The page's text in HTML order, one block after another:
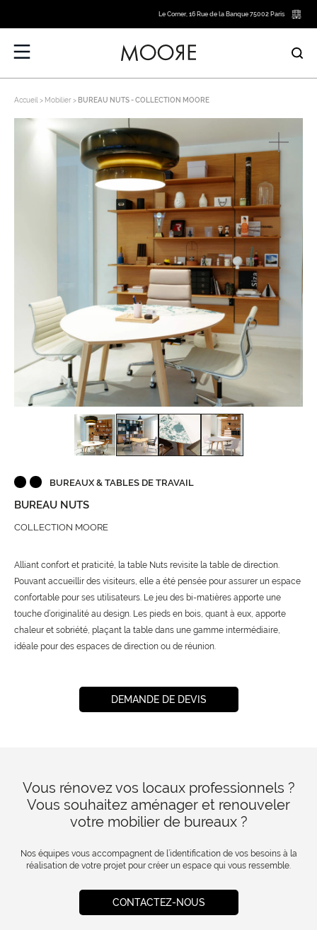
Le Corner, 16 Rue de la Banque 75002 Paris
Accueil Mobilier BUREAU NUTS - COLLECTION MOORE
BUREAUX & TABLES DE TRAVAIL
BUREAU NUTS
COLLECTION MOORE
Alliant confort et praticité, la table Nuts revisite la table de direction.
Pouvant accueillir des visiteurs, elle a été pensée pour assurer un espace
confortable pour ses utilisateurs. Le jeu des bi-matières apporte une
touche d’originalité au design. Les pieds en bois, quant à eux, apporte
chaleur et sobriété, plaçant la table dans une gamme intermédiaire,
idéale pour des espaces de direction ou de réunion.
DEMANDE DE DEVIS
Vous rénovez vos locaux professionnels ?
Vous souhaitez aménager et renouveler
votre mobilier de bureaux ?
Nos équipes vous accompagnent de l’identification de vos besoins à la
réalisation de votre projet pour créer un espace qui vous ressemble.
CONTACTEZ-NOUS